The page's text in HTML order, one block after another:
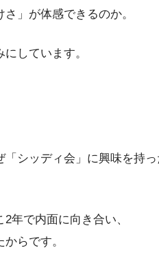
さ」が体感できるのか。
しています。
「シッディ会」に興味を持
年で内面に向き合い、
らです。